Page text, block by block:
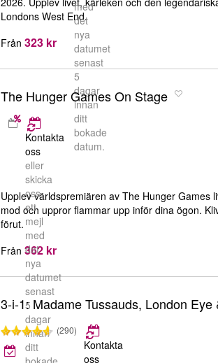
med
det
nya
datumet
senast
5
dagar
innan
ditt
bokade
datum.
Londons West End.
Från 323 kr
The Hunger Games On Stage
Kontakta
oss
eller
skicka
oss
ett
mejl
med
det
nya
datumet
senast
5
dagar
innan
ditt
Upplev världspremiären av The Hunger Games
mod och uppror flammar upp inför dina ögon.
förut.
Från 362 kr
3-i-1: Madame Tussauds, London Eye
(290)
Kontakta
oss